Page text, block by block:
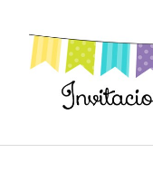
contenido